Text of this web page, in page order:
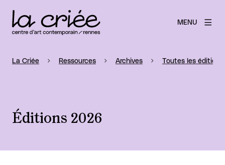
MENU
La Criée Ressources Archives Toutes les éditions
Éditions 2026